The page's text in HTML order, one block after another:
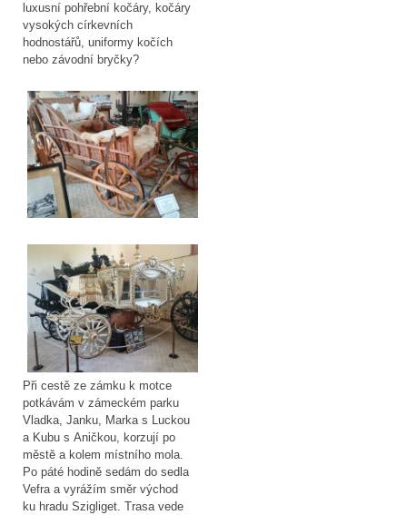
luxusní pohřební kočáry, kočáry
vysokých církevních
hodnostářů, uniformy kočích
nebo závodní bryčky?
Při cestě ze zámku k motce
potkávám v zámeckém parku
Vladka, Janku, Marka s Luckou
a Kubu s Aničkou, korzují po
městě a kolem místního mola.
Po páté hodině sedám do sedla
Vefra a vyrážím směr východ
ku hradu Szigliget. Trasa vede